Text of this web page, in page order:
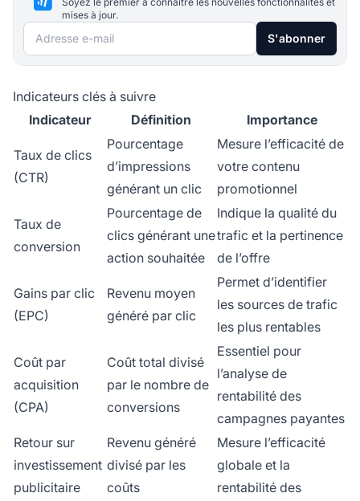
mises à jour.
Adresse e-mail S'abonner
Indicateurs clés à suivre
Indicateur
Définition Importance
Taux de clics
(CTR)
Pourcentage
d’impressions
générant un clic
Mesure l’efficacité de
votre contenu
promotionnel
Taux de
conversion
Pourcentage de
clics générant une
action souhaitée
Indique la qualité du
trafic et la pertinence
de l’offre
Gains par clic
(EPC)
Revenu moyen
généré par clic
Permet d’identifier
les sources de trafic
les plus rentables
Coût par
acquisition
(CPA)
Coût total divisé
par le nombre de
conversions
Essentiel pour
l’analyse de
rentabilité des
campagnes payantes
Retour sur
investissement
publicitaire
Revenu généré
divisé par les
coûts
Mesure l’efficacité
globale et la
rentabilité des